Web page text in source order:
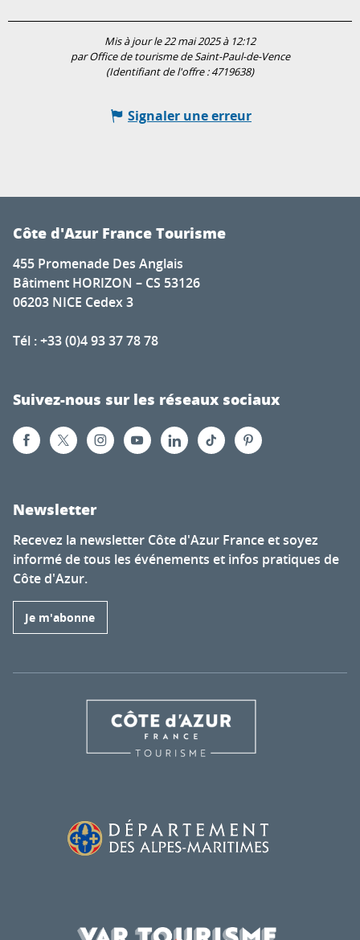
Mis à jour le 22 mai 2025 à 12:12
par Office de tourisme de Saint-Paul-de-Vence
(Identifiant de l'offre :4719638)
Signaler une erreur
Côte d'Azur France Tourisme
455 Promenade Des Anglais
Bâtiment HORIZON – CS 53126
06203 NICE Cedex 3
Tél : +33 (0)4 93 37 78 78
Suivez-nous sur les réseaux sociaux
Newsletter
Recevez la newsletter Côte d'Azur France et soyez
informé de tous les événements et infos pratiques de
Côte d'Azur.
Je m'abonne